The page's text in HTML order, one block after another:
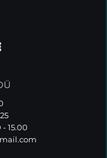
15.00